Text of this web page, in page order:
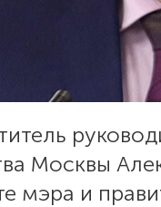
Москвы
мэра и